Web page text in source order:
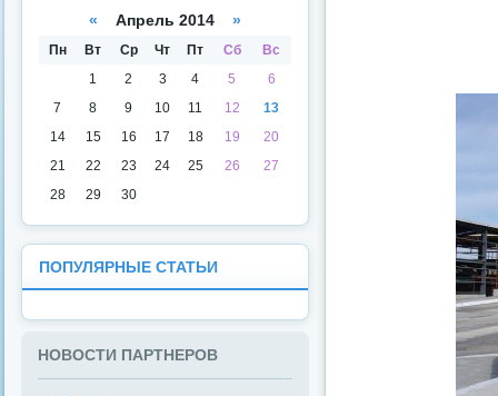
« Апрель 2014 »
Пн Вт Ср Чт Пт Сб
Вс
1
2 3 4 5
6
7
8 9 10 11 12
13
14
15 16 17 18 19
20
21
22 23 24 25 26
27
28
29 30
ПОПУЛЯРНЫЕ СТАТЬИ
НОВОСТИ ПАРТНЕРОВ